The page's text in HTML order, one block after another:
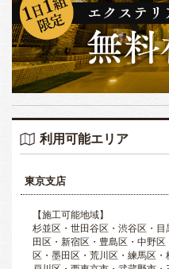
利用可能エリア
東京支店
【施工可能地域】
杉並区・世田谷区・渋谷区・
田区・新宿区・豊島区・中野
区・墨田区・荒川区・練馬区